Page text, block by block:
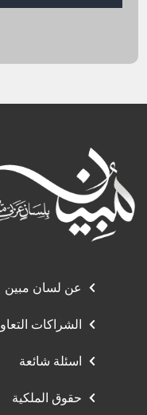
عن لسان مبين
الشراكات
اسئلة شائعة
حقوق الملكية